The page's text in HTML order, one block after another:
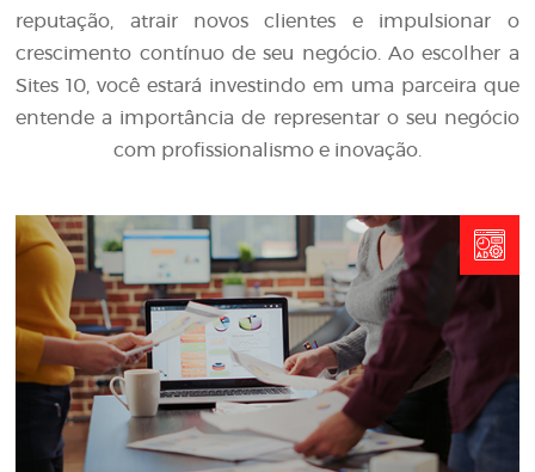
reputação, atrair novos clientes e impulsionar o
crescimento contínuo de seu negócio. Ao escolher a
Sites 10, você estará investindo em uma parceira que
entende a importância de representar o seu negócio
com profissionalismo e inovação.